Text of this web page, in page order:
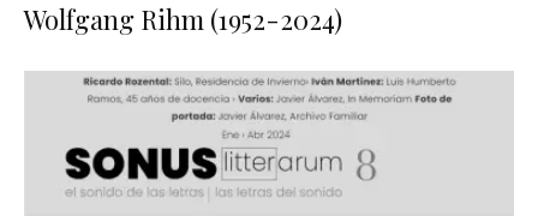
Wolfgang Rihm (1952-2024)